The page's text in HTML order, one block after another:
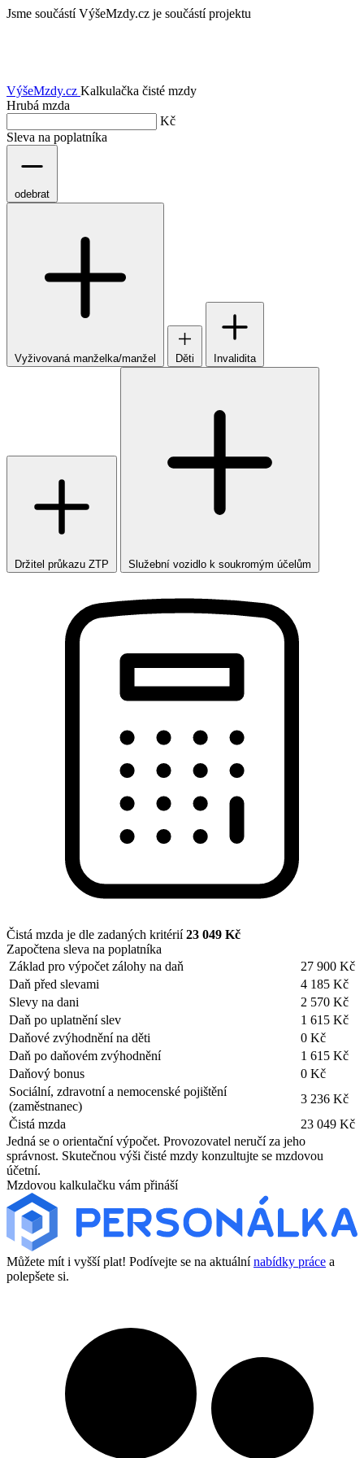
Jsme součástí VýšeMzdy.cz je součástí projektu
VýšeMzdy.cz Kalkulačka čisté mzdy
Hrubá mzda
Kč
Sleva na poplatníka
odebrat
Vyživovaná manželka/manžel Děti Invalidita
Držitel průkazu ZTP Služební vozidlo k soukromým účelům
Čistá mzda je dle zadaných kritérií23 049 Kč
Započtena sleva na poplatníka
Základ pro výpočet zálohy na daň
27 900 Kč
Daň před slevami
4 185 Kč
Slevy na dani
2 570 Kč
Daň po uplatnění slev
1 615 Kč
Daňové zvýhodnění na děti
0 Kč
Daň po daňovém zvýhodnění
1 615 Kč
Daňový bonus
0 Kč
Sociální, zdravotní a nemocenské pojištění
(zaměstnanec)
3 236 Kč
Čistá mzda
23 049 Kč
Jedná se o orientační výpočet. Provozovatel neručí za jeho
správnost. Skutečnou výši čisté mzdy konzultujte se mzdovou
účetní.
Mzdovou kalkulačku vám přináší
Můžete mít i vyšší plat! Podívejte se na aktuálnínabídky práce a
polepšete si.